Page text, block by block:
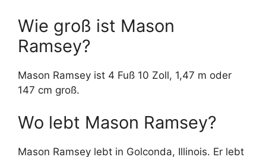
Wie groß ist Mason
Ramsey?
Mason Ramsey ist 4 Fuß 10 Zoll, 1,47 m oder
147 cm groß.
Wo lebt Mason Ramsey?
Mason Ramsey lebt in Golconda, Illinois. Er lebt